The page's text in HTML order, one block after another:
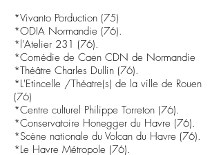
*Vivanto Porduction (75)
*ODIA Normandie (76).
*l'Atelier 231 (76).
*Comédie de Caen CDN de Normandie
*Théâtre Charles Dullin (76).
*L'Etincelle /Théatre(s) de la ville de Rouen
(76)
*Centre culturel Philippe Torreton (76).
*Conservatoire Honegger du Havre (76).
*Scène nationale du Volcan du Havre (76).
*Le Havre Métropole (76).